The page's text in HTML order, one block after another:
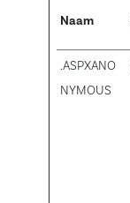
Naam
.ASPXANO
NYMOUS